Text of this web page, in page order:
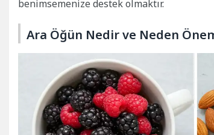
benimsemenize destek olmaktır.
Ara Öğün Nedir ve Neden